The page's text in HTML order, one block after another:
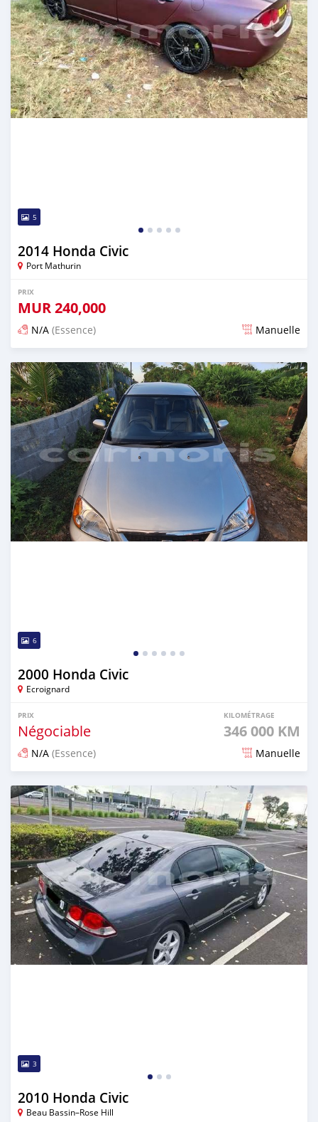
5
2014 Honda Civic
Port Mathurin
PRIX
MUR240,000
N/A (Essence) Manuelle
Publié il y a environ 2 mois
6
2000 Honda Civic
Ecroignard
PRIX
Négociable
KILOMÉTRAGE
346 000 KM
N/A (Essence) Manuelle
Publié il y a 5 mois
3
2010 Honda Civic
Beau Bassin–Rose Hill